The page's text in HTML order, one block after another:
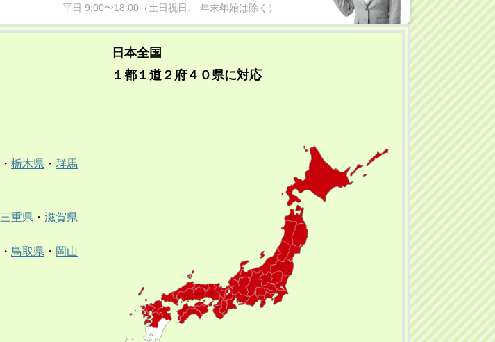
平日 9:00〜18:00（土日祝日、 年末年始は除く）
・ 栃木県 ・ 群馬
三重県 ・ 滋賀県
・ 鳥取県 ・ 岡山
日本全国
１都１道２府４０県に対応